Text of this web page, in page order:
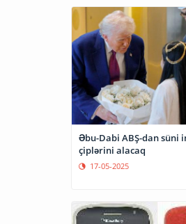
Əbu-Dabi ABŞ-dan süni
çiplərini alacaq
17-05-2025